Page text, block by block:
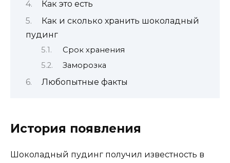
Как это есть
Как и сколько хранить шоколадный
пудинг
Срок хранения
Заморозка
Любопытные факты
История появления
Шоколадный пудинг получил известность в